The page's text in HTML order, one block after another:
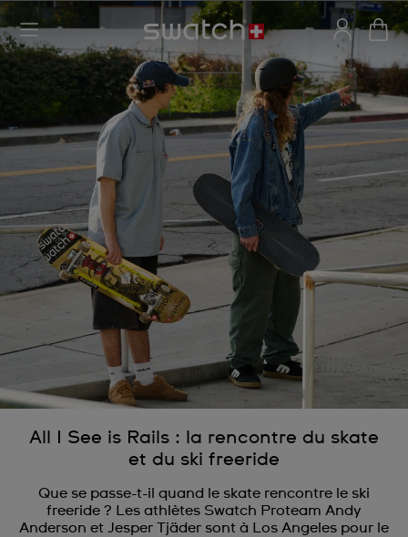
All I See is Rails : la rencontre du skate
et du ski freeride
Que se passe-t-il quand le skate rencontre le ski
freeride ? Les athlètes Swatch Proteam Andy
Anderson et Jesper Tjäder sont à Los Angeles pour le